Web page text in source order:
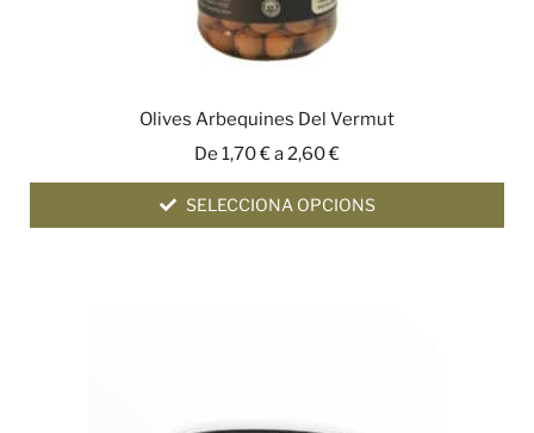
Olives Arbequines Del Vermut
De 1,70€a2,60€
SELECCIONA OPCIONS